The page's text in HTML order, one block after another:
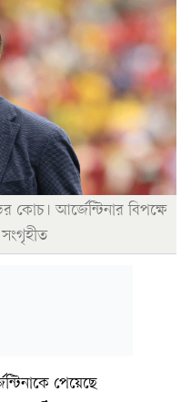
কোচ। আর্জেন্টিনার বিপক্ষে
পেয়েছে